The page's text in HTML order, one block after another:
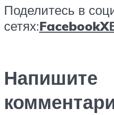
Поделитесь в
сетях:FacebookX
Напишите